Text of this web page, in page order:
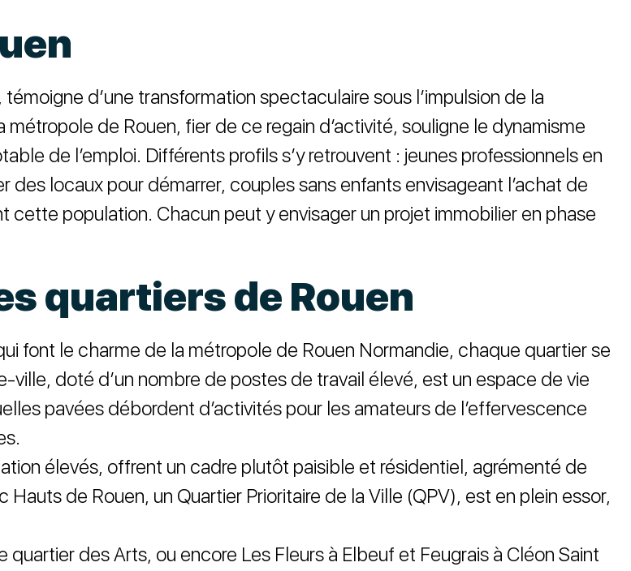
d’une transformation spectaculaire sous l’impulsion de la
de Rouen, fier de ce regain d’activité, souligne le dynamisme
de l’emploi. Différents profils s’y retrouvent : jeunes professionnels en
locaux pour démarrer, couples sans enfants envisageant l’achat de
cette population. Chacun peut y envisager un projet immobilier en phase
quartiers de Rouen
font le charme de la métropole de Rouen Normandie, chaque quartier se
doté d’un nombre de postes de travail élevé, est un espace de vie
pavées débordent d’activités pour les amateurs de l’effervescence
élevés, offrent un cadre plutôt paisible et résidentiel, agrémenté de
de Rouen, un Quartier Prioritaire de la Ville (QPV), est en plein essor,
des Arts, ou encore Les Fleurs à Elbeuf et Feugrais à Cléon Saint